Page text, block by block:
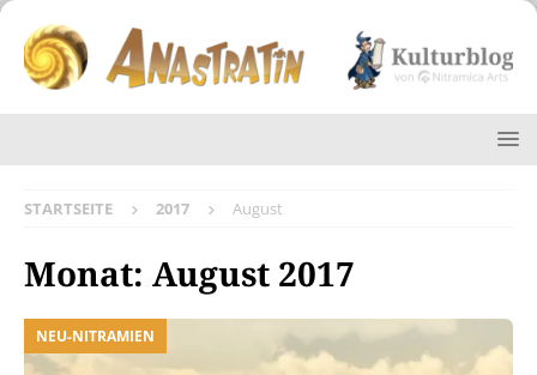
STARTSEITE 2017 August
Monat: August 2017
NEU-NITRAMIEN